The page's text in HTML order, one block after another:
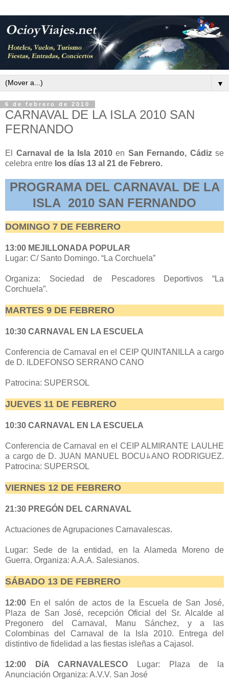
▼
6 de febrero de 2010
CARNAVAL DE LA ISLA 2010 SAN
FERNANDO
El Carnaval de la Isla 2010en San Fernando, Cádiz se
celebra entre los días 13 al 21 de Febrero.
PROGRAMA DEL CARNAVAL DE LA
ISLA 2010 SAN FERNANDO
DOMINGO 7 DE FEBRERO
13:00 MEJILLONADA POPULAR
Lugar: C/ Santo Domingo. “La Corchuela”
Organiza: Sociedad de Pescadores Deportivos “La
Corchuela”.
MARTES 9 DE FEBRERO
10:30 CARNAVAL EN LA ESCUELA
Conferencia de Carnaval en el CEIP QUINTANILLA a cargo
de D. ILDEFONSO SERRANO CANO
Patrocina: SUPERSOL
JUEVES 11 DE FEBRERO
10:30 CARNAVAL EN LA ESCUELA
Conferencia de Carnaval en el CEIP ALMIRANTE LAULHE
a cargo de D. JUAN MANUEL BOCUﾑANO RODRIGUEZ.
Patrocina: SUPERSOL
VIERNES 12 DE FEBRERO
21:30 PREGÓN DEL CARNAVAL
Actuaciones de Agrupaciones Carnavalescas.
Lugar: Sede de la entidad, en la Alameda Moreno de
Guerra. Organiza: A.A.A. Salesianos.
SÁBADO 13 DE FEBRERO
12:00 En el salón de actos de la Escuela de San José,
Plaza de San José, recepción Oficial del Sr. Alcalde al
Pregonero del Carnaval, Manu Sánchez, y a las
Colombinas del Carnaval de la Isla 2010. Entrega del
distintivo de fidelidad a las fiestas isleñas a Cajasol.
12:00 DíA CARNAVALESCO Lugar: Plaza de la
Anunciación Organiza: A.V.V. San José